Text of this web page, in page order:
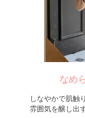
なめ
しなやかで肌触
雰囲気を醸し出